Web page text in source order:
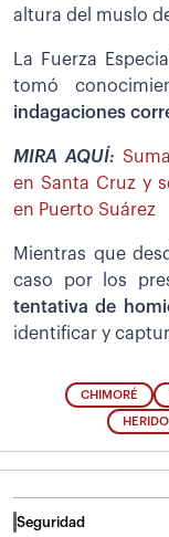
altura del muslo
La Fuerza
tomó
indagaciones
MIRA AQUÍ:
en Santa Cruz y
en Puerto Suárez
Mientras que
caso por los
tentativa de
identificar y
CHIMORÉ
Seguridad